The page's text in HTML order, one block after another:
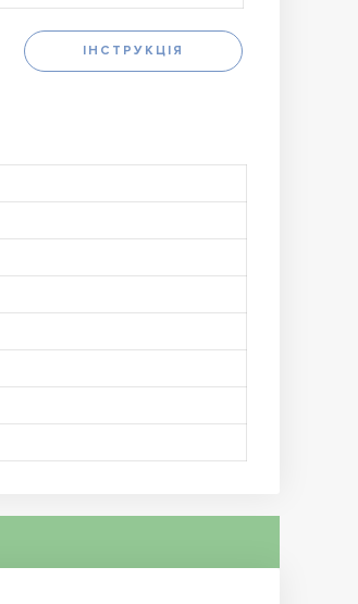
ІНСТРУКЦІЯ